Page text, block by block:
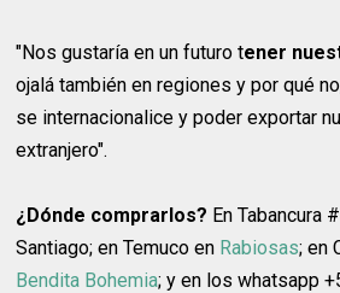
"Nos gustaría en un futuro tener
ojalá también en regiones y por qué
se internacionalice y poder exportar
extranjero".
¿Dónde comprarlos? En Tabancura
Santiago; en Temuco en Rabiosas; en
Bendita Bohemia; y en los whatsapp